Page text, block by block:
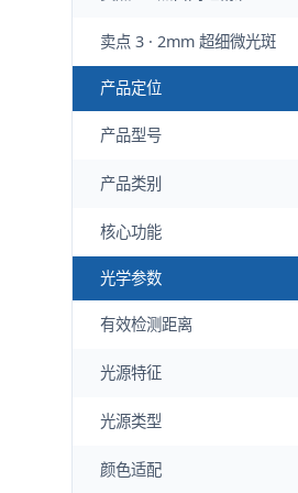
卖点 3 · 2mm 超细微光斑
产品定位
产品型号
产品类别
核心功能
光学参数
有效检测距离
光源特征
光源类型
颜色适配